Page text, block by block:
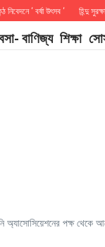
‘ বর্ষা উৎসব ‘ হিন্দু সুরক্ষা
বাণিজ্য শিক্ষা
অ্যাসোসিয়েশনের পক্ষ